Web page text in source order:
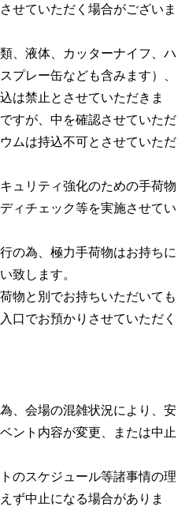
せていただく場合がございま
、液体、カッターナイフ、ハ
プレー缶なども含みます）、
は禁止とさせていただきま
すが、中を確認させていただ
ムは持込不可とさせていただ
ュリティ強化のための手荷物
ィチェック等を実施させてい
の為、極力手荷物はお持ちに
致します。
物と別でお持ちいただいても
口でお預かりさせていただく
、会場の混雑状況により、安
ント内容が変更、または中止
のスケジュール等諸事情の理
ず中止になる場合がありま